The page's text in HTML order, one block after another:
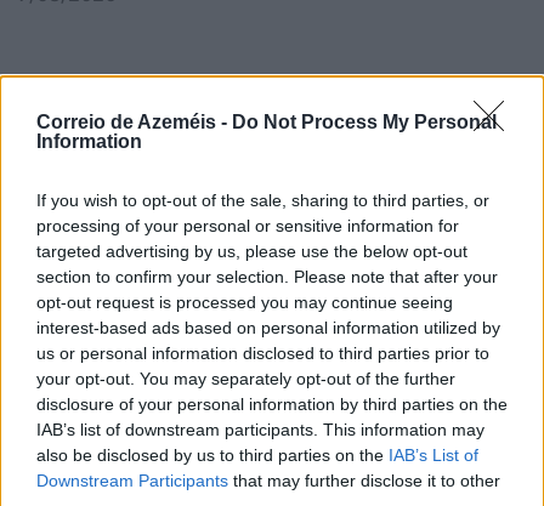
Correio de Azeméis - Do Not Process My Personal
Information
If you wish to opt-out of the sale, sharing to third parties, or
processing of your personal or sensitive information for
targeted advertising by us, please use the below opt-out
section to confirm your selection. Please note that after your
opt-out request is processed you may continue seeing
interest-based ads based on personal information utilized by
us or personal information disclosed to third parties prior to
your opt-out. You may separately opt-out of the further
disclosure of your personal information by third parties on the
IAB’s list of downstream participants. This information may
also be disclosed by us to third parties on the IAB’s List of
Downstream Participants that may further disclose it to other